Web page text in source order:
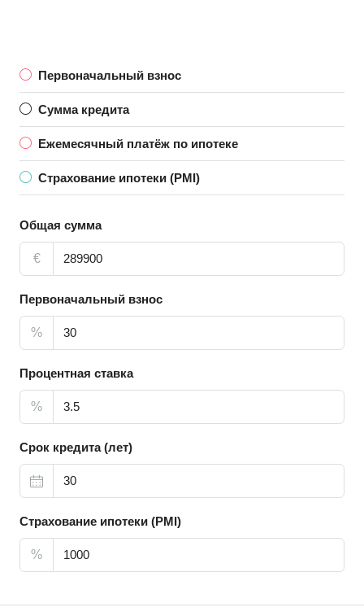
Первоначальный взнос
Сумма кредита
Ежемесячный платёж по ипотеке
Страхование ипотеки (PMI)
Общая сумма
€
Первоначальный взнос
%
Процентная ставка
%
Срок кредита (лет)
Страхование ипотеки (PMI)
%